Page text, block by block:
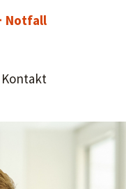
Notfall
Kontakt